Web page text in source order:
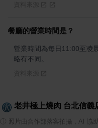
餐廳的營業時間是？
營業時間為每日11:00至凌
略有不同。
老井極上燒肉 台北信義
照片由合作部落客拍攝，AI 協